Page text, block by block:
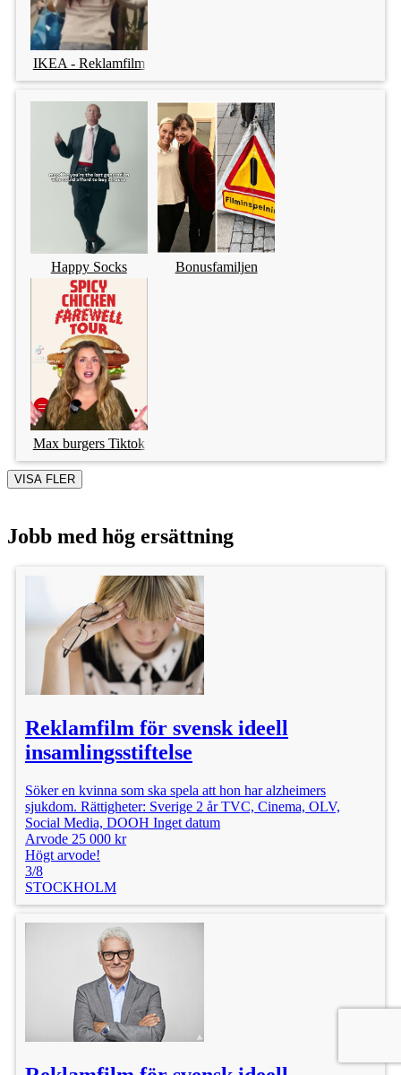
IKEA - Reklamfilm
Happy Socks Bonusfamiljen
Max burgers Tiktok
VISA FLER
Jobb med hög ersättning
Reklamfilm för svensk ideell
insamlingsstiftelse
Söker en kvinna som ska spela att hon har alzheimers
sjukdom. Rättigheter: Sverige 2 år TVC, Cinema, OLV,
Social Media, DOOH Inget datum
Arvode 25 000 kr
Högt arvode!
3/8
STOCKHOLM